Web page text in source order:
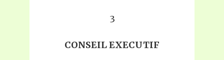
3
CONSEIL EXECUTIF